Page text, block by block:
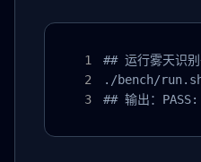
## 运行雾天识别
./bench/
## 输出：